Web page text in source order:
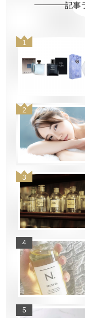
記事